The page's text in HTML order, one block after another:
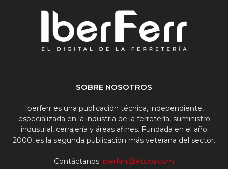
SOBRE NOSOTROS
Iberferr es una publicación técnica, independiente,
especializada en la industria de la ferretería, suministro
industrial, cerrajería y áreas afines. Fundada en el año
2000, es la segunda publicación más veterana del sector.
Contáctanos: iberferr@etcxxi.com